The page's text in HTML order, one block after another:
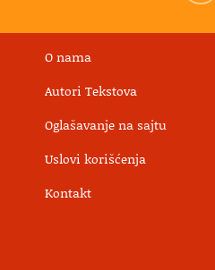
O nama
Autori Tekstova
Oglašavanje na sajtu
Uslovi korišćenja
Kontakt